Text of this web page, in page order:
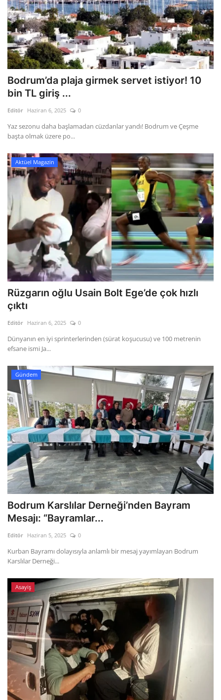
Bodrum’da plaja girmek servet istiyor! 10
bin TL giriş ...
Editör Haziran 6, 2025 0
Yaz sezonu daha başlamadan cüzdanlar yandı! Bodrum ve Çeşme
başta olmak üzere po...
Aktüel Magazin
Rüzgarın oğlu Usain Bolt Ege’de çok hızlı
çıktı
Editör Haziran 6, 2025 0
Dünyanın en iyi sprinterlerinden (sürat koşucusu) ve 100 metrenin
efsane ismi Ja...
Gündem
Bodrum Karslılar Derneği’nden Bayram
Mesajı: “Bayramlar...
Editör Haziran 5, 2025 0
Kurban Bayramı dolayısıyla anlamlı bir mesaj yayımlayan Bodrum
Karslılar Derneği...
Asayiş